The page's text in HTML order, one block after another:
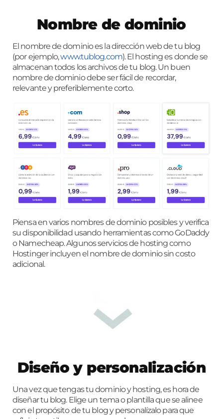
Nombre de dominio
El nombre de dominio es la dirección web de tu blog
(por ejemplo,www.tublog.com). El hosting es donde se
almacenan todos los archivos de tu blog. Un buen
nombre de dominio debe ser fácil de recordar,
relevante y preferiblemente corto.
Piensa en varios nombres de dominio posibles y verifica
su disponibilidad usando herramientas como GoDaddy
o Namecheap. Algunos servicios de hosting como
Hostinger incluyen el nombre de dominio sin costo
adicional.
Diseño y personalización
Una vez que tengas tu dominio y hosting, es hora de
diseñar tu blog. Elige un tema o plantilla que se alinee
con el propósito de tu blog y personalízalo para que